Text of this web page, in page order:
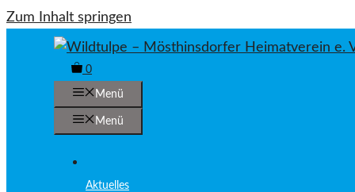
Zum Inhalt springen
0
Menü
Menü
Aktuelles